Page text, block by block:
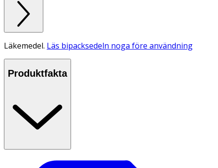
Läkemedel. Läs bipacksedeln noga före användning
Produktfakta